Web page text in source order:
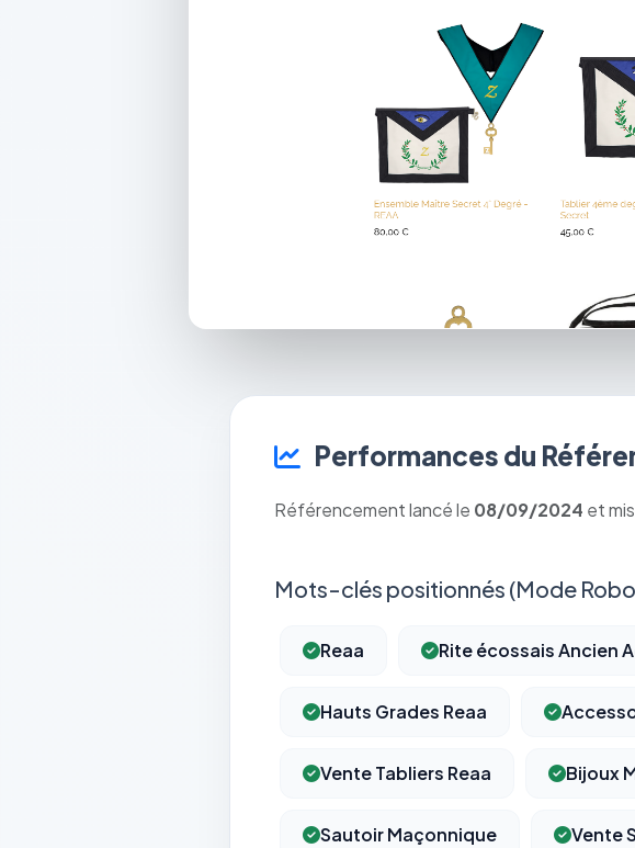
Performances du
Référencement lancé le 08/09/2024 et
Mots-clés positionnés (Mode
Reaa Rite écossais Ancien
Hauts Grades Reaa
Vente Tabliers Reaa Bijoux
Sautoir Maçonnique Vente